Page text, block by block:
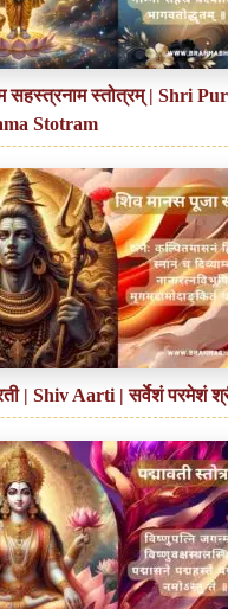
सहस्त्रनाम स्तोत्रम् | Shri
Stotram
| Shiv Aarti | सर्वेशं परमेशं